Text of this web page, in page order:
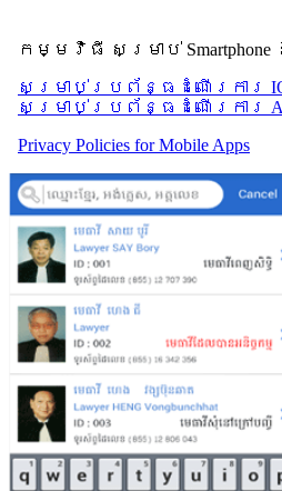
កម្មវិធី សម្រាប់ Smartphone
សម្រាប់​ប្រព័ន្ធដំណើរការ
សម្រាប់​ប្រព័ន្ធដំណើរការ
Privacy Policies for Mobile Apps